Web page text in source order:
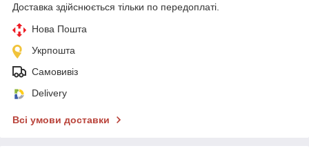
Доставка здійснюється тільки по передоплаті.
Нова Пошта
Укрпошта
Самовивіз
Delivery
Всі умови доставки